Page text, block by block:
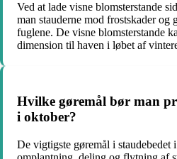
Ved at lade visne blomsterstande
man stauderne mod frostskader og
fuglene. De visne blomsterstande
dimension til haven i løbet af
Hvilke gøremål bør man
i oktober?
De vigtigste gøremål i staudebedet